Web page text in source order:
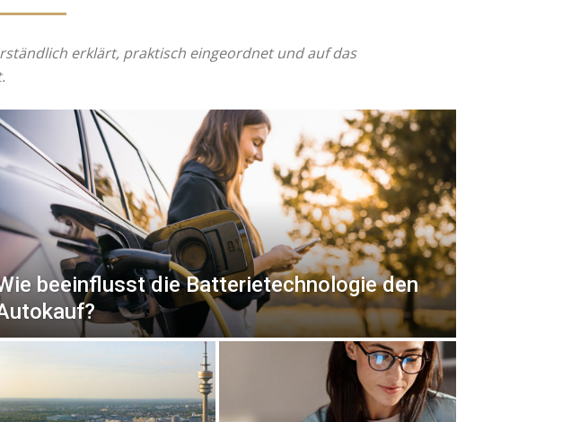
erklärt, praktisch eingeordnet und auf das
beeinflusst die Batterietechnologie den